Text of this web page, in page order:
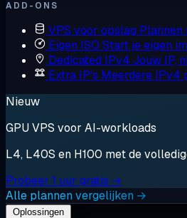
ADD-ONS
VPS voor opslag Plannen
Eigen ISO Start je eigen
Dedicated IPv4 Jouw IP,
Extra IP's Meerdere IPv4
Nieuw
GPU VPS voor AI-workloads
L4, L40S en H100 met de
Probeer 1 uur gratis →
Alle plannen vergelijken →